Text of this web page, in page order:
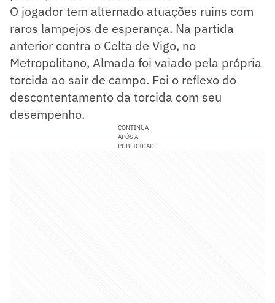
O jogador tem alternado atuações ruins com
raros lampejos de esperança. Na partida
anterior contra o Celta de Vigo, no
Metropolitano, Almada foi vaiado pela própria
torcida ao sair de campo. Foi o reflexo do
descontentamento da torcida com seu
desempenho.
CONTINUA
APÓS A
PUBLICIDADE